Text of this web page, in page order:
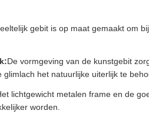
gebit is op maat gemaakt om
De vormgeving van de kunstgebit
het natuurlijke uiterlijk te
lichtgewicht metalen frame en de
worden.